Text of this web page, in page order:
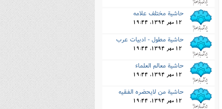
حاشیة مختلف علامه
12 مهر 1394, 19:44
حاشیة مطول - ادبیات عرب
12 مهر 1394, 19:44
حاشیة معالم العلماء
12 مهر 1394, 19:44
حاشیة من لایحضره الفقیه
12 مهر 1394, 19:44